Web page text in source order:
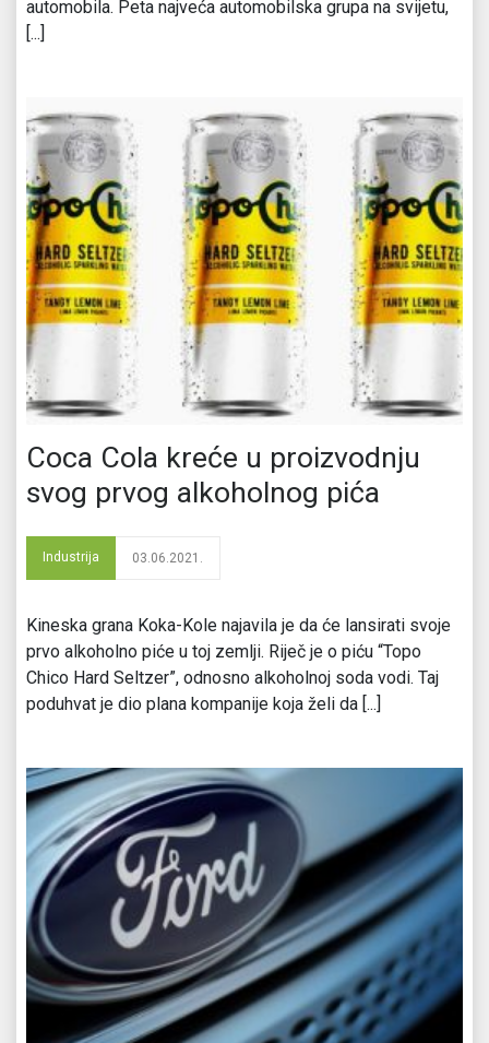
automobila. Peta najveća automobilska grupa na svijetu,
[...]
Coca Cola kreće u proizvodnju
svog prvog alkoholnog pića
Industrija 03.06.2021.
Kineska grana Koka-Kole najavila je da će lansirati svoje
prvo alkoholno piće u toj zemlji. Riječ je o piću “Topo
Chico Hard Seltzer”, odnosno alkoholnoj soda vodi. Taj
poduhvat je dio plana kompanije koja želi da [...]